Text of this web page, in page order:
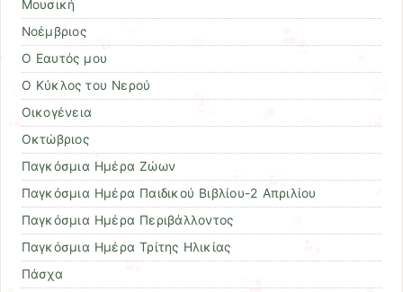
Μουσική
Νοέμβριος
Ο Εαυτός μου
Ο Κύκλος του Νερού
Οικογένεια
Οκτώβριος
Παγκόσμια Ημέρα Ζώων
Παγκόσμια Ημέρα Παιδικού Βιβλίου-2 Απριλίου
Παγκόσμια Ημέρα Περιβάλλοντος
Παγκόσμια Ημέρα Τρίτης Ηλικίας
Πάσχα